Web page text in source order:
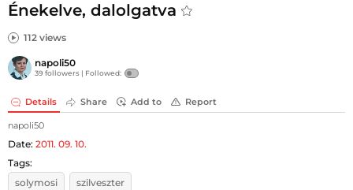
Énekelve, dalolgatva
112 views
napoli50
39 followers | Followed:
Details Share Add to Report
napoli50
Date: 2011. 09. 10.
Tags:
solymosi
szilveszter